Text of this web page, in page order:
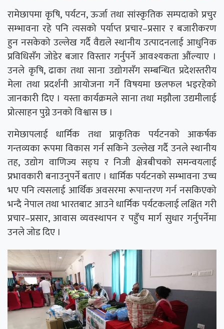
रामेछापमा कृषि, पर्यटन, ऊर्जा तथा सांस्कृतिक सम्पदाको प्रचुर
सम्भावना रहे पनि त्यसको पर्याप्त प्रचार–प्रसार र बजारीकरण
हुन नसकेको उल्लेख गर्दै वैद्यले स्थानीय उत्पादनलाई आधुनिक
प्रविधिसँग जोडेर बजार विस्तार गर्नुपर्ने आवश्यकता औंल्याए ।
उनले कृषि, ढाका तथा साना उद्योगसँग सम्बन्धित प्रदेशस्तरीय
मेला तथा प्रदर्शनी आयोजना गर्ने विषयमा छलफल भइरहेको
जानकारी दिए । यस्ता कार्यक्रमले साना तथा मझौला उद्यमीलाई
प्रोत्साहन पुग्ने उनको विश्वास छ ।
रामेछापलाई धार्मिक तथा प्राकृतिक पर्यटनको आकर्षक
गन्तव्यका रूपमा विकास गर्न सकिने उल्लेख गर्दै उनले स्थानीय
तह, उद्योग वाणिज्य सङ्घ र निजी क्षेत्रबीचको समन्वयलाई
प्रभावकारी बनाउनुपर्ने बताए । धार्मिक पर्यटनको सम्भावना उच्च
भए पनि त्यसलाई आर्थिक अवसरमा रूपान्तरण गर्न नसकिएको
भन्दै नेपाल तथा भारतबाट आउने धार्मिक पर्यटकलाई लक्षित गरी
प्रचार–प्रसार, आवास व्यवस्थापन र पहुँच मार्ग सुधार गर्नुपर्नेमा
उनले जोड दिए ।